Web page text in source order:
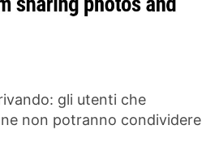
gli utenti che
non potranno condividere